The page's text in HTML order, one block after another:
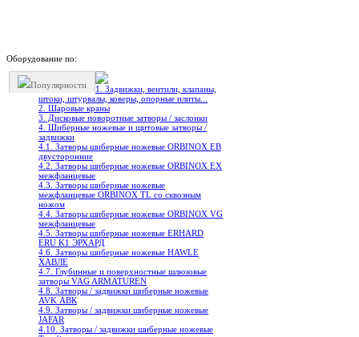
Оборудование по:
Популярности
1. Задвижки, вентили, клапаны,
штоки, штурвалы, коверы, опорные плиты...
2. Шаровые краны
3. Дисковые поворотные затворы / заслонки
4. Шиберные ножевые и щитовые затворы /
задвижки
4.1. Затворы шиберные ножевые ORBINOX EB
двусторонние
4.2. Затворы шиберные ножевые ORBINOX EX
межфланцевые
4.3. Затворы шиберные ножевые
межфланцевые ORBINOX TL со сквозным
ножом
4.4. Затворы шиберные ножевые ORBINOX VG
межфланцевые
4.5. Затворы шиберные ножевые ERHARD
ERU K1 ЭРХАРД
4.6. Затворы шиберные ножевые HAWLE
ХАВЛЕ
4.7. Глубинные и поверхностные шлюзовые
затворы VAG ARMATUREN
4.8. Затворы / задвижки шиберные ножевые
AVK АВК
4.9. Затворы / задвижки шиберные ножевые
JAFAR
4.10. Затворы / задвижки шиберные ножевые